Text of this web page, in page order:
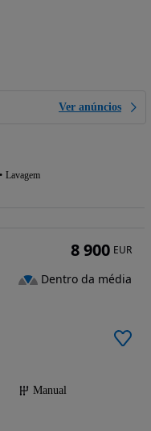
Ver anúncios
Lavagem
Manual
8 900 EUR
Dentro da média